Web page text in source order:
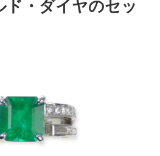
ド・ダイヤのセッ